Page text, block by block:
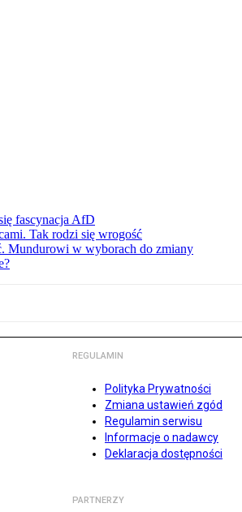
fascynacja AfD
Tak rodzi się wrogość
Mundurowi w wyborach do zmiany
REGULAMIN
Polityka Prywatności
Zmiana ustawień zgód
Regulamin serwisu
Informacje o nadawcy
Deklaracja dostępności
PARTNERZY